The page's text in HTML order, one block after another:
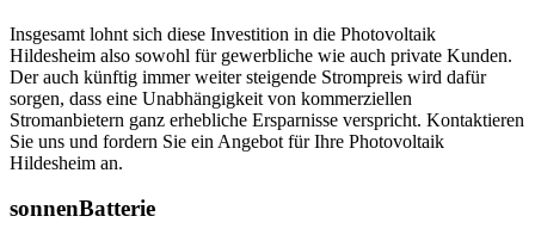
Insgesamt lohnt sich diese Investition in die Photovoltaik
Hildesheim also sowohl für gewerbliche wie auch private Kunden.
Der auch künftig immer weiter steigende Strompreis wird dafür
sorgen, dass eine Unabhängigkeit von kommerziellen
Stromanbietern ganz erhebliche Ersparnisse verspricht. Kontaktieren
Sie uns und fordern Sie ein Angebot für Ihre Photovoltaik
Hildesheim an.
sonnenBatterie